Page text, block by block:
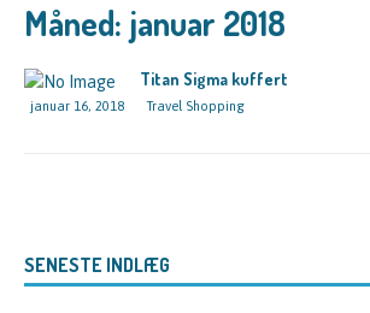
Måned: januar 2018
Titan Sigma kuffert
januar 16, 2018 Travel Shopping
SENESTE INDLÆG